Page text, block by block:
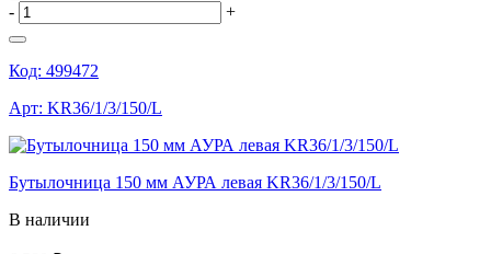
- +
Код: 499472
Арт: KR36/1/3/150/L
Бутылочница 150 мм АУРА левая KR36/1/3/150/L
В наличии